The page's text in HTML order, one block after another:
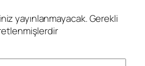
yayınlanmayacak.Gerekli